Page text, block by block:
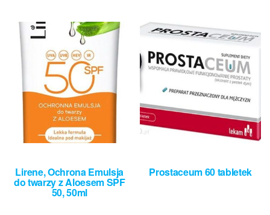
Lirene, Ochrona Emulsja
do twarzy z Aloesem SPF
50, 50ml
Prostaceum 60 tabletek